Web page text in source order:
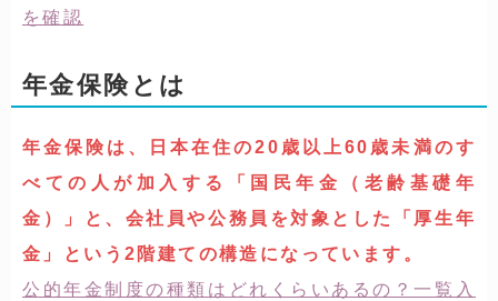
を確認
年金保険とは
年金保険は、日本在住の20歳以上60歳未満のす
べての人が加入する「国民年金（老齢基礎年
金）」と、会社員や公務員を対象とした「厚生年
金」という2階建ての構造になっています。
公的年金制度の種類はどれくらいあるの？一覧入